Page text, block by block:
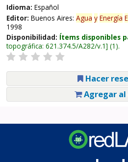
Idioma: Español
Editor: Buenos Aires: Agua y Energía
1998
Disponibilidad: Ítems disponibles
topográfica: 621.374.5/A282/v.1 (1).
Hacer
Agregar